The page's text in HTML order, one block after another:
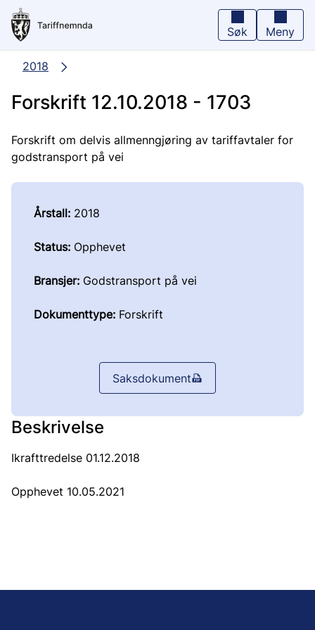
Hopp
hovedinnhold
Søk Meny
2018
Forskrift 12.10.2018 - 1703
Forskrift om delvis allmenngjøring av tariffavtaler for
godstransport på vei
Årstall: 2018
Status: Opphevet
Bransjer: Godstransport på vei
Dokumenttype: Forskrift
Saksdokument
Beskrivelse
Ikrafttredelse 01.12.2018
Opphevet 10.05.2021